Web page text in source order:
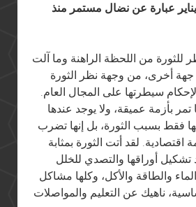
كتاباتك إن ثورة 25 يناير عبارة عن نضال مستمر منذ
للثورة من اللحظة الراهنة وما آلت
جهة أخرى، من وجهة نظر الثورة
سيطرتها على المجال العام.
تمر بأزمة عميقة، ولا يوجد عندها
فقط بسبب الثورة، بل إنها تضرب
اقتصادية. لقد أتت الثورة بمثابة
تشكيل أوراقها والتصدي للخلل
والطاقة والأكل، وكلها مشاكل
ناهيك عن التعليم والمواصلات